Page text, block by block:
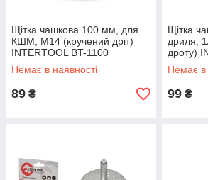
Щітка чашкова 100 мм, для
КШМ, М14 (кручений дріт)
INTERTOOL BT-1100
Немає в наявності
89 ₴
Щітка
дриля,
дроту)
Немає в
99 ₴